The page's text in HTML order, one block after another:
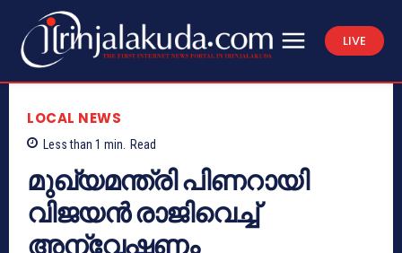
LIVE
LOCAL NEWS
Less than 1 min. Read
മുഖ്യമന്ത്രി പിണറായി
വിജയൻ രാജിവെച്ച്